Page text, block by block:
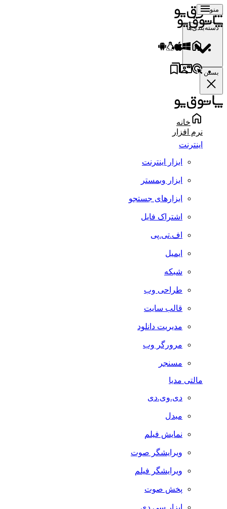
منو
دسته‌بندی‌ها
بستن
خانه
نرم افزار
اینترنت
ابزار اینترنت
ابزار وبمستر
ابزارهای جستجو
اشتراک فایل
اف.تی.پی
ایمیل
شبکه
طراحی وب
قالب سایت
مدیریت دانلود
مرورگر وب
مسنجر
مالتی مدیا
دی.وی.دی
مبدل
نمایش فیلم
ویرایشگر صوت
ویرایشگر فیلم
پخش صوت
ابزار سی دی